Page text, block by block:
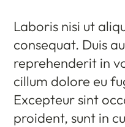
Laboris nisi ut
consequat. Duis
reprehenderit in
cillum dolore eu
Excepteur sint
proident, sunt in